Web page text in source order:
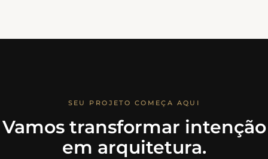
SEU PROJETO COMEÇA AQUI
Vamos transformar intenção
em arquitetura.